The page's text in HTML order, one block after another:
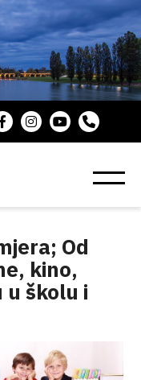
Od
kino,
u školu i